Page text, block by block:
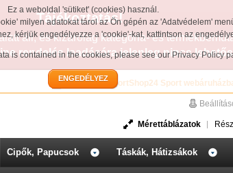
Ez a weboldal 'sütiket' (cookies) használ.
milyen adatokat tárol az Ön gépén az 'Adatvédelem'
kérjük engedélyezze a 'cookie'-kat, kattintson az
is contained in the cookies, please see ourPrivacy Policy
ENGEDÉLYEZ
Tájékoztatás!
áll, és kizárólag kategória- és
rendelés leadására jelenleg nincs
Üdvözöljük a SportShop24 Sport
Mérettáblázatok
Cipők, Papucsok Táskák, Hátizsákok